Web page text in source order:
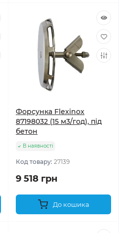
Форсунка Flexinox
87198032 (15 м3/год), під
бетон
В наявності
Код товару: 27139
9 518 грн
До кошика